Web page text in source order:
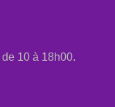
10 à 18h00.